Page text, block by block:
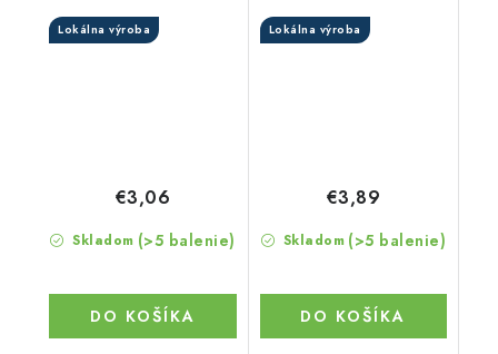
Lokálna výroba
Skladom (>5 balenie)
€3,06
DO KOŠÍKA
Lokálna výroba
Skladom (>5 balenie)
€3,89
DO KOŠÍKA